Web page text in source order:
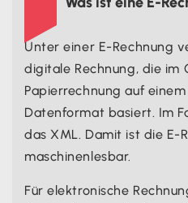
Unter einer E-Rechnung
digitale Rechnung, die im
Papierrechnung auf
Datenformat basiert. Im
das XML. Damit ist die E-
maschinenlesbar.
Für elektronische